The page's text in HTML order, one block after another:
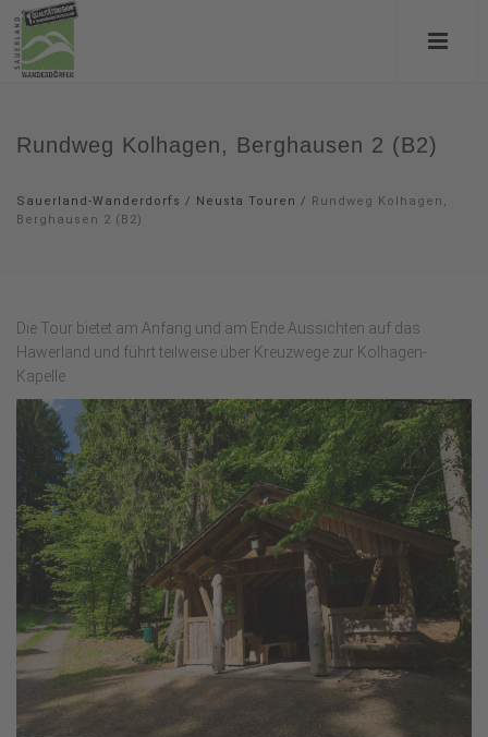
Rundweg Kolhagen, Berghausen 2 (B2)
Sauerland-Wanderdorfs / Neusta Touren / Rundweg Kolhagen,
Berghausen 2 (B2)
Die Tour bietet am Anfang und am Ende Aussichten auf das
Hawerland und führt teilweise über Kreuzwege zur Kolhagen-
Kapelle.